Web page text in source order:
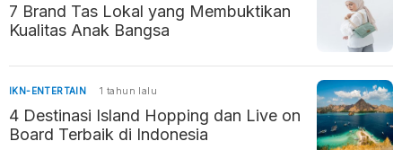
7 Brand Tas Lokal yang Membuktikan
Kualitas Anak Bangsa
IKN-ENTERTAIN 1 tahun lalu
4 Destinasi Island Hopping dan Live on
Board Terbaik di Indonesia